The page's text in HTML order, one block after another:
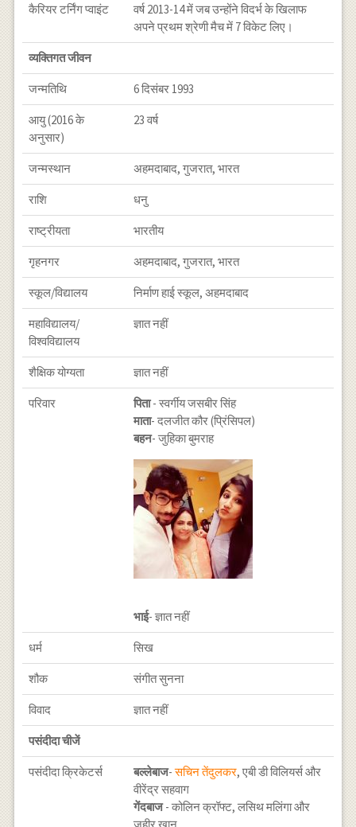
कैरियर टर्निंग प्वाइंट
वर्ष 2013-14 में जब उन्होंने विदर्भ के खिलाफ
अपने प्रथम श्रेणी मैच में 7 विकेट लिए।
व्यक्तिगत जीवन
जन्मतिथि 6 दिसंबर 1993
आयु (2016 के
अनुसार)
23 वर्ष
जन्मस्थान अहमदाबाद, गुजरात, भारत
राशि धनु
राष्ट्रीयता भारतीय
गृहनगर अहमदाबाद, गुजरात, भारत
स्कूल/विद्यालय निर्माण हाई स्कूल, अहमदाबाद
महाविद्यालय/
विश्वविद्यालय
ज्ञात नहीं
शैक्षिक योग्यता ज्ञात नहीं
परिवार पिता- स्वर्गीय जसबीर सिंह
माता- दलजीत कौर (प्रिंसिपल)
बहन- जुहिका बुमराह
भाई- ज्ञात नहीं
धर्म सिख
शौक संगीत सुनना
विवाद ज्ञात नहीं
पसंदीदा चीजें
पसंदीदा क्रिकेटर्स बल्लेबाज-सचिन तेंदुलकर, एबी डी विलियर्स और
वीरेंद्र सहवाग
गेंदबाज- कोलिन क्रॉफ्ट, लसिथ मलिंगा और
जहीर खान